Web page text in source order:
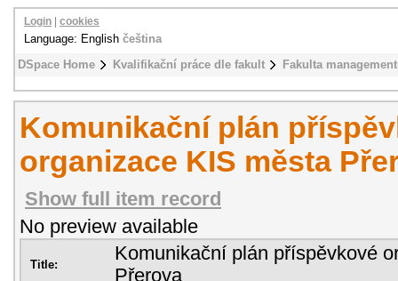
DSpace Home Kvalifikační práce dle fakult Fakulta
Login cookies
Language: English čeština
Komunikační plán
organizace KIS města
Show full item record
No preview available
Title:
Komunikační plán příspěvkové
Přerova